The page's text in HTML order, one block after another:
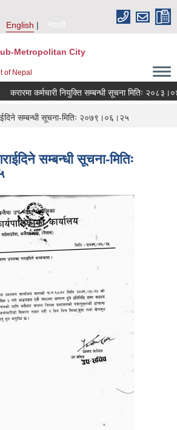
English
नेपाली
Metropolitan City
of Nepal
करारमा कर्मचारी नियुक्ति सम्बन्धी सूचना मितिः
सम्बन्धी सूचना-मितिः २०७९।०६।२५
सम्बन्धी सूचना-मितिः